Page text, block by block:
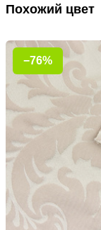
Похожий цвет
−76%